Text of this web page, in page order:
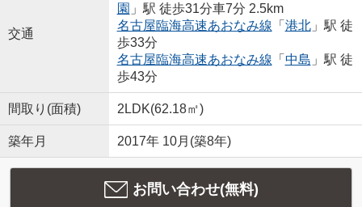
交通
園 」駅 徒歩31分車7分 2.5km
名古屋臨海高速あおなみ線 「 港北」駅 徒
歩33分
名古屋臨海高速あおなみ線 「 中島 」駅 徒
歩43分
間取り(面積) 2LDK(62.18㎡)
築年月 2017年 10月(築8年)
お問い合わせ(無料)